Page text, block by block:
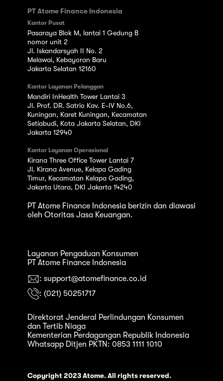
PT Atome Finance Indonesia
Kantor Pusat
Pasaraya Blok M, lantai 1 Gedung B
nomor unit 2
Jl. Iskandarsyah II No. 2
Melawai, Kebayoran Baru
Jakarta Selatan 12160
Kantor Layanan Pelanggan
Mandiri InHealth Tower Lantai 3
Jl. Prof. DR. Satrio Kav. E-IV No.6,
Kuningan, Karet Kuningan, Kecamatan
Setiabudi, Kota Jakarta Selatan, DKI
Jakarta 12940
Kantor Layanan Operasional
Kirana Three Office Tower Lantai 7
Jl. Kirana Avenue, Kelapa Gading
Timur, Kecamatan Kelapa Gading,
Jakarta Utara, DKI Jakarta 14240
PT Atome Finance Indonesia berizin dan diawasi
oleh Otoritas Jasa Keuangan.
Layanan Pengaduan Konsumen
PT Atome Finance Indonesia
: support@atomefinance.co.id
: (021) 50251717
Direktorat Jenderal Perlindungan Konsumen
dan Tertib Niaga
Kementerian Perdagangan Republik Indonesia
Whatsapp Ditjen PKTN: 0853 1111 1010
Copyright 2023 Atome. All rights reserved.